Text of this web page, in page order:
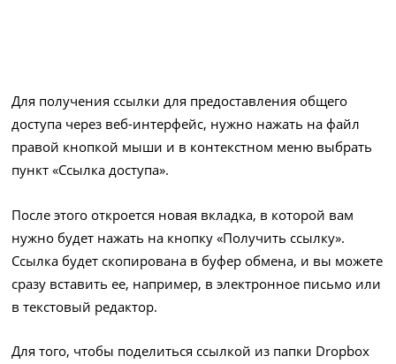
Для получения ссылки для предоставления общего
доступа через веб-интерфейс, нужно нажать на файл
правой кнопкой мыши и в контекстном меню выбрать
пункт «Ссылка доступа».
После этого откроется новая вкладка, в которой вам
нужно будет нажать на кнопку «Получить ссылку».
Ссылка будет скопирована в буфер обмена, и вы можете
сразу вставить ее, например, в электронное письмо или
в текстовый редактор.
Для того, чтобы поделиться ссылкой из папки Dropbox